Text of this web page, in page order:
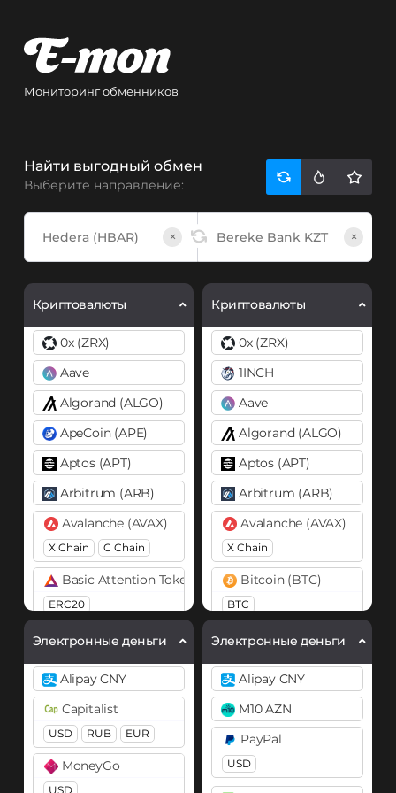
Мониторинг обменников
Найти выгодный обмен
Выберите направление:
× ×
Криптовалюты
0x (ZRX)
Aave
Algorand (ALGO)
ApeCoin (APE)
Aptos (APT)
Arbitrum (ARB)
Avalanche (AVAX)
X Chain C Chain
Basic Attention Token (BAT)
ERC20
Binance Coin (BNB)
BEP20
Bitcoin (BTC)
BTC BEP20
ARB
AVAXC
Bitcoin Cash (BCH)
Электронные деньги
Alipay CNY
Capitalist
USD RUB EUR
MoneyGo
USD
Криптовалюты
0x (ZRX)
1INCH
Aave
Algorand (ALGO)
Aptos (APT)
Arbitrum (ARB)
Avalanche (AVAX)
X Chain
Bitcoin (BTC)
BTC
Bitcoin Cash (BCH)
Cardano (ADA)
Chainlink (LINK)
ERC20
Chiliz (CHZ)
Cosmos (ATOM)
Электронные деньги
Alipay CNY
M10 AZN
PayPal
USD